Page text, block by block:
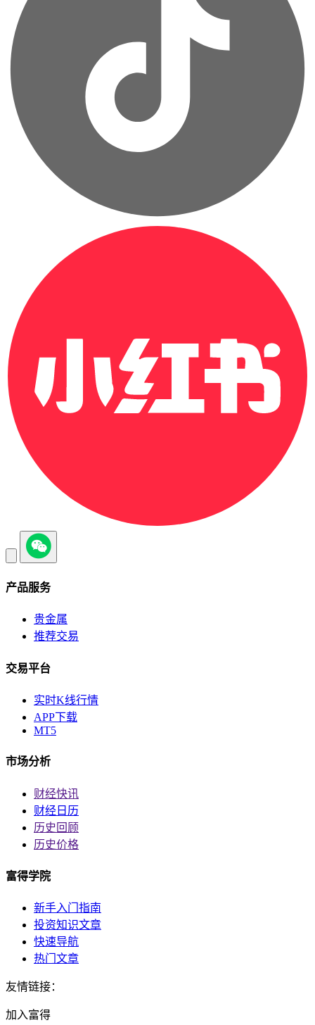
产品服务
贵金属
推荐交易
交易平台
实时K线行情
APP下载
MT5
市场分析
财经快讯
财经日历
历史回顾
历史价格
富得学院
新手入门指南
投资知识文章
快速导航
热门文章
友情链接：
加入富得